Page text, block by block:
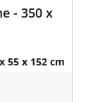
- 350 x
55 x 152 cm